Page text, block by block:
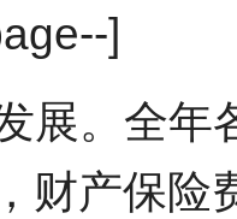
]
展。全年
财产保险